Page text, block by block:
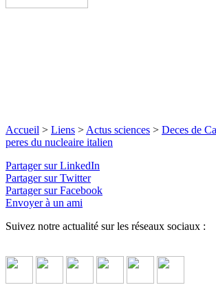
Accueil > Liens > Actus sciences > Deces de
peres du nucleaire italien
Partager sur LinkedIn
Partager sur Twitter
Partager sur Facebook
Envoyer à un ami
Suivez notre actualité sur les réseaux sociaux :